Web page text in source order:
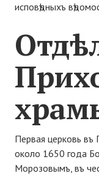
исповѣдныхъ
Первая церковь въ
около 1650 года
Морозовымъ, въ